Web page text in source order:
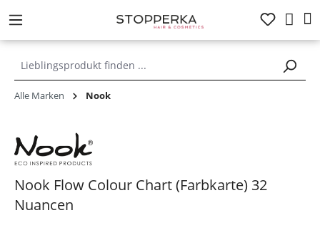
springen
Alle Marken Nook
Nook Flow Colour Chart (Farbkarte) 32
Nuancen